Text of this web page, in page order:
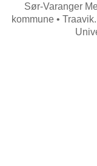
Sør-Varanger
kommune •